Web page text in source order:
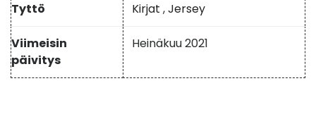
Tyttö Kirjat ,Jersey
Viimeisin
päivitys
Heinäkuu 2021